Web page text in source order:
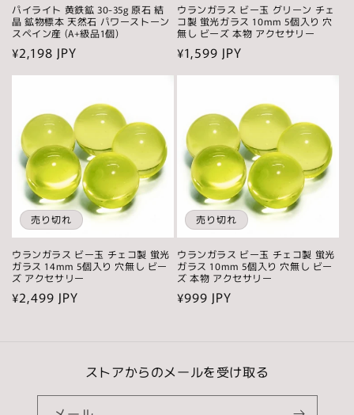
パイライト 黄鉄鉱 30-35g 原石 結
晶 鉱物標本 天然石 パワーストーン
スペイン産 (A+級品1個)
通
常
¥2,198 JPY
ウランガラス ビー玉 グリーン チェ
コ製 蛍光ガラス 10mm 5個入り 穴
無し ビーズ 本物 アクセサリー
通
常
¥1,599 JPY
売り切れ
ウランガラス ビー玉 チェコ製 蛍光
ガラス 14mm 5個入り 穴無し ビー
ズ アクセサリー
通
¥2,499 JPY
売り切れ
ウランガラス ビー玉 チェコ製 蛍光
ガラス 10mm 5個入り 穴無し ビー
ズ 本物 アクセサリー
通
¥999 JPY
ストアからのメールを受け取る